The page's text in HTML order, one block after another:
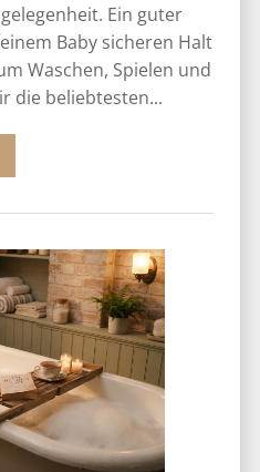
Ein guter
Baby sicheren Halt
Waschen, Spielen und
die beliebtesten...